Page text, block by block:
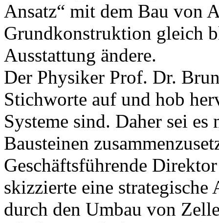
Ansatz“ mit dem Bau von
Grundkonstruktion gleich
Ausstattung ändere.
Der Physiker Prof. Dr.
Stichworte auf und hob
Systeme sind. Daher sei
Bausteinen
Geschäftsführende
skizzierte eine
durch den Umbau von